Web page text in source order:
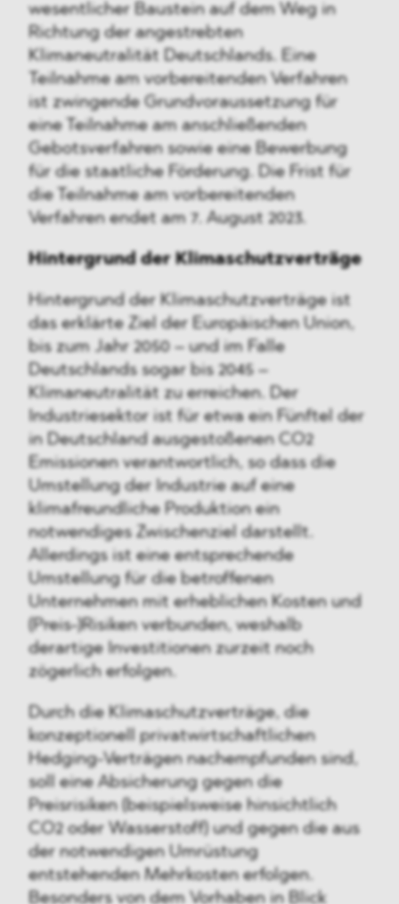
wesentlicher Baustein auf dem Weg in
Richtung der angestrebten
Klimaneutralität Deutschlands. Eine
Teilnahme am vorbereitenden Verfahren
ist zwingende Grundvoraussetzung für
eine Teilnahme am anschließenden
Gebotsverfahren sowie eine Bewerbung
für die staatliche Förderung. Die Frist für
die Teilnahme am vorbereitenden
Verfahren endet am 7. August 2023.
Hintergrund der Klimaschutzverträge
Hintergrund der Klimaschutzverträge ist
das erklärte Ziel der Europäischen Union,
bis zum Jahr 2050 – und im Falle
Deutschlands sogar bis 2045 –
Klimaneutralität zu erreichen. Der
Industriesektor ist für etwa ein Fünftel der
in Deutschland ausgestoßenen CO2
Emissionen verantwortlich, so dass die
Umstellung der Industrie auf eine
klimafreundliche Produktion ein
notwendiges Zwischenziel darstellt.
Allerdings ist eine entsprechende
Umstellung für die betroffenen
Unternehmen mit erheblichen Kosten und
(Preis-)Risiken verbunden, weshalb
derartige Investitionen zurzeit noch
zögerlich erfolgen.
Durch die Klimaschutzverträge, die
konzeptionell privatwirtschaftlichen
Hedging-Verträgen nachempfunden sind,
soll eine Absicherung gegen die
Preisrisiken (beispielsweise hinsichtlich
CO2 oder Wasserstoff) und gegen die aus
der notwendigen Umrüstung
entstehenden Mehrkosten erfolgen.
Besonders von dem Vorhaben in Blick